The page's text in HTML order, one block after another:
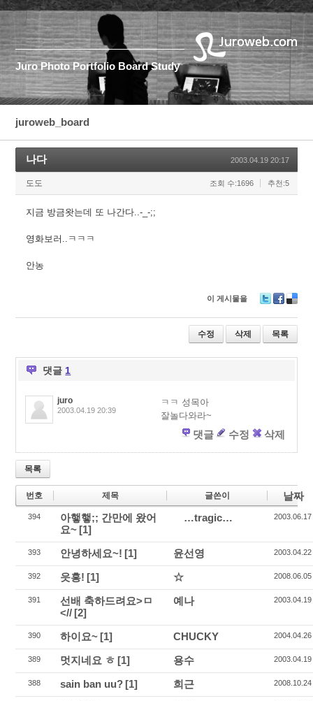
Juro Photo Portfolio Board Study
juroweb_board
나다 2003.04.19 20:17
도도 조회 수:1696 추천:5
지금 방금왓는데 또 나간다..-_-;;
영화보러..ㅋㅋㅋ
안농
이 게시물을
wi
er
ac
e
b
eli
ci
o
수정 삭제 목록
댓글 1
juro
2003.04.19 20:39
ㅋㅋ 성목아
잘놀다와라~
댓글 수정 삭제
목록
번호 제목 글쓴이 날짜
394
아햏햏;; 간만에 왔어
요~ [1]
…tragic… 2003.06.17
393 안녕하세요~! [1] 윤선영 2003.04.22
392 읏흥! [1] ☆ 2008.06.05
391
선배 축하드려요>ㅁ
<// [2]
예나 2003.04.19
390 하이요~ [1] CHUCKY 2004.04.26
389 멋지네요 ㅎ [1] 용수 2003.04.19
388 sain ban uu? [1] 희근 2008.10.24